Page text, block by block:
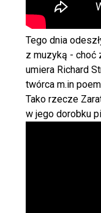
Tego dnia
z muzyką - choć
umiera Richard
twórca m.in
Tako rzecze
w jego dorobku